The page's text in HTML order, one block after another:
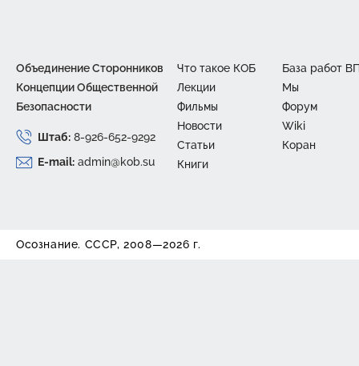
Объединение Сторонников
Концепции Общественной
Безопасности
Штаб: 8-926-652-9292
E-mail: admin@kob.su
Что такое КОБ
Лекции
Фильмы
Новости
Статьи
Книги
База работ
Mы
Форум
Wiki
Коран
Осознание. СССР, 2008—2026 г.